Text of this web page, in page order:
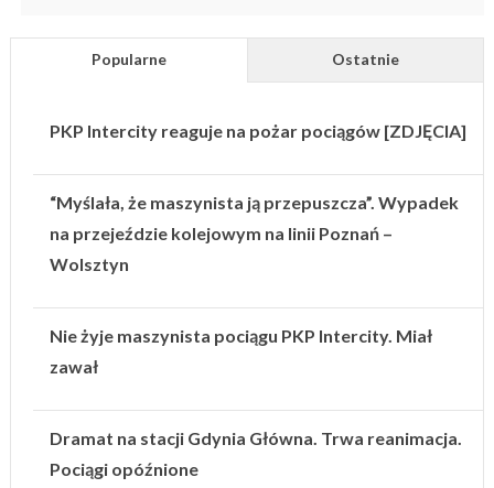
Popularne Ostatnie
PKP Intercity reaguje na pożar pociągów [ZDJĘCIA]
“Myślała, że maszynista ją przepuszcza”. Wypadek
na przejeździe kolejowym na linii Poznań –
Wolsztyn
Nie żyje maszynista pociągu PKP Intercity. Miał
zawał
Dramat na stacji Gdynia Główna. Trwa reanimacja.
Pociągi opóźnione